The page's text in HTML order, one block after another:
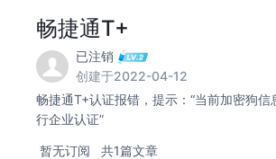
畅捷通T+
已注销
创建于2022-04-12
畅捷通T+认证报错，提示：“当前加密狗信
行企业认证”
暂无订阅 共1篇文章